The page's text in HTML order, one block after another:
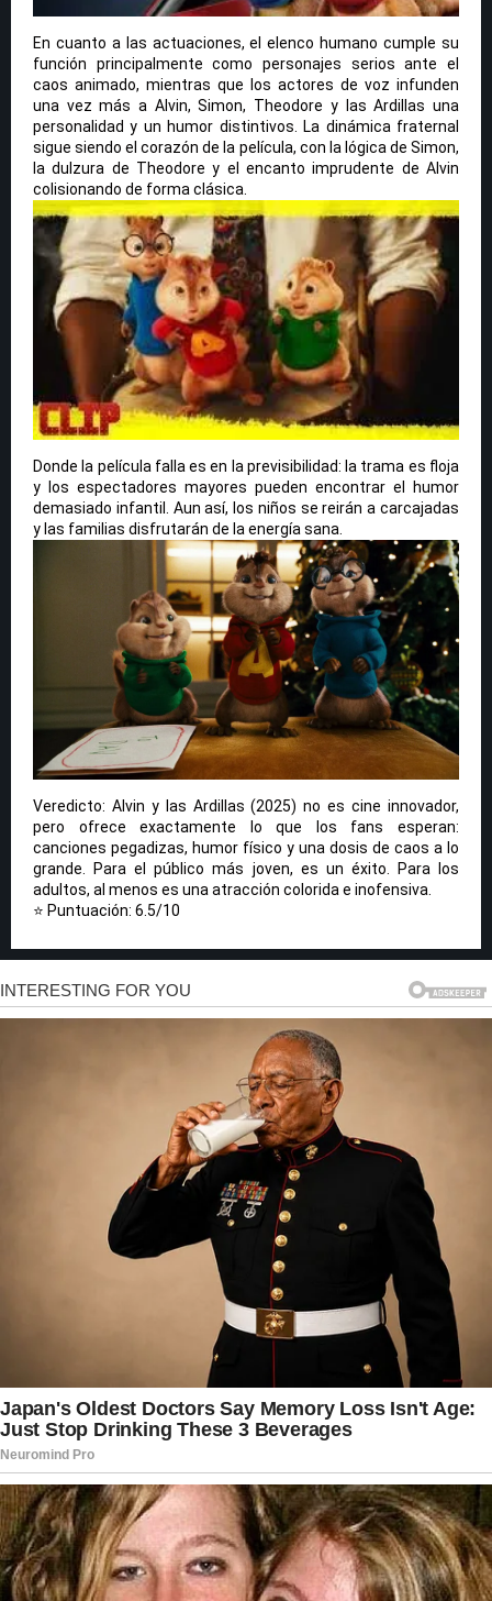
En cuanto a las actuaciones, el elenco humano cumple su
función principalmente como personajes serios ante el
caos animado, mientras que los actores de voz infunden
una vez más a Alvin, Simon, Theodore y las Ardillas una
personalidad y un humor distintivos. La dinámica fraternal
sigue siendo el corazón de la película, con la lógica de Simon,
la dulzura de Theodore y el encanto imprudente de Alvin
colisionando de forma clásica.
Donde la película falla es en la previsibilidad: la trama es floja
y los espectadores mayores pueden encontrar el humor
demasiado infantil. Aun así, los niños se reirán a carcajadas
y las familias disfrutarán de la energía sana.
Veredicto: Alvin y las Ardillas (2025) no es cine innovador,
pero ofrece exactamente lo que los fans esperan:
canciones pegadizas, humor físico y una dosis de caos a lo
grande. Para el público más joven, es un éxito. Para los
adultos, al menos es una atracción colorida e inofensiva.
⭐ Puntuación: 6.5/10